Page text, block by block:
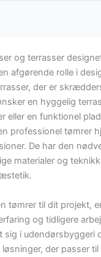
og terrasser
afgørende rolle i
der er
en hyggelig
eller en funktionel
professionel tømrer
De har den
materialer og
tømrer til dit projekt,
og tidligere
sig i udendørsbyggeri
der passer